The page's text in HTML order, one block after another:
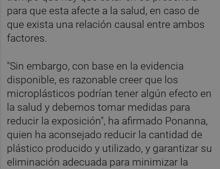
para que esta afecte a la salud, en caso de
que exista una relación causal entre ambos
factores.
"Sin embargo, con base en la evidencia
disponible, es razonable creer que los
microplásticos podrían tener algún efecto en
la salud y debemos tomar medidas para
reducir la exposición", ha afirmado Ponanna,
quien ha aconsejado reducir la cantidad de
plástico producido y utilizado, y garantizar su
eliminación adecuada para minimizar la